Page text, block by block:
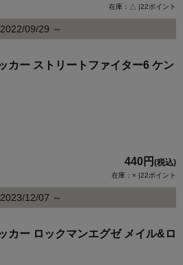
在庫：△ |22ポイント
2022/09/29 ～
カー ストリートファイター6 ケン
440円 (税込)
在庫：× |22ポイント
2023/12/07 ～
カー ロックマンエグゼ メイル&ロ